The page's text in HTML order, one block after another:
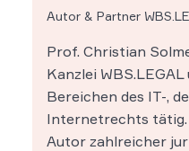
Autor & Partner
Prof. Christian
Kanzlei
Bereichen des IT-,
Internetrechts tätig.
Autor zahlreicher